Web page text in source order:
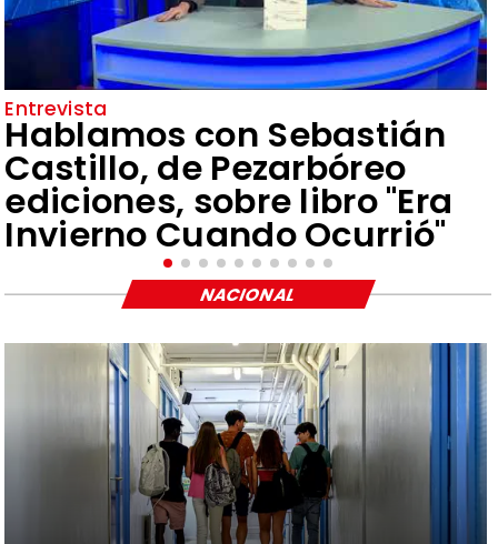
Entrevista
Hablamos con Sebastián
Castillo, de Pezarbóreo
ediciones, sobre libro "Era
Invierno Cuando Ocurrió"
NACIONAL